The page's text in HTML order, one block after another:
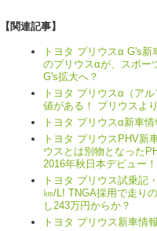
【関連記事】
トヨタ プリウスα G's
のプリウスαが、スポー
G's拡大へ？
トヨタ プリウスα（ア
値がある！ プリウスよ
トヨタ プリウスα新車
トヨタ プリウスPHV新
ウスとは別物となった
2016年秋日本デビュー
トヨタ プリウス試乗記
㎞/L! TNGA採用で走り
し243万円からか？
トヨタ プリウス新車情